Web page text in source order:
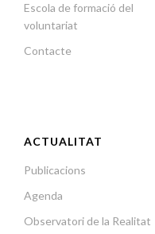
Escola de formació del
voluntariat
Contacte
ACTUALITAT
Publicacions
Agenda
Observatori de la Realitat